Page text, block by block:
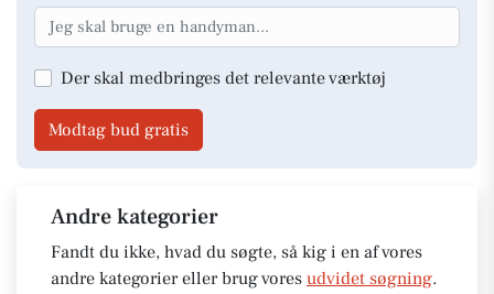
Der skal medbringes det relevante værktøj
Modtag bud gratis
Andre kategorier
Fandt du ikke, hvad du søgte, så kig i en af vores
andre kategorier eller brug vores udvidet søgning.